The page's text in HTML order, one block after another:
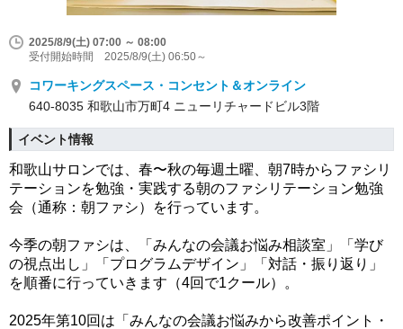
2025/8/9(土) 07:00 ～ 08:00
受付開始時間 2025/8/9(土) 06:50～
コワーキングスペース・コンセント＆オンライン
640-8035 和歌山市万町4 ニューリチャードビル3階
イベント情報
和歌山サロンでは、春〜秋の毎週土曜、朝7時からファシリ
テーションを勉強・実践する朝のファシリテーション勉強
会（通称：朝ファシ）を行っています。
今季の朝ファシは、「みんなの会議お悩み相談室」「学び
の視点出し」「プログラムデザイン」「対話・振り返り」
を順番に行っていきます（4回で1クール）。
2025年第10回は 「 みんなの会議お悩みから改善ポイント・